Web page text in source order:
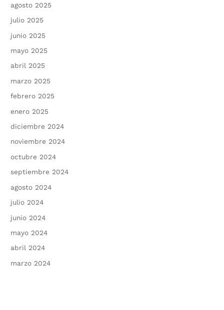
agosto 2025
julio 2025
junio 2025
mayo 2025
abril 2025
marzo 2025
febrero 2025
enero 2025
diciembre 2024
noviembre 2024
octubre 2024
septiembre 2024
agosto 2024
julio 2024
junio 2024
mayo 2024
abril 2024
marzo 2024